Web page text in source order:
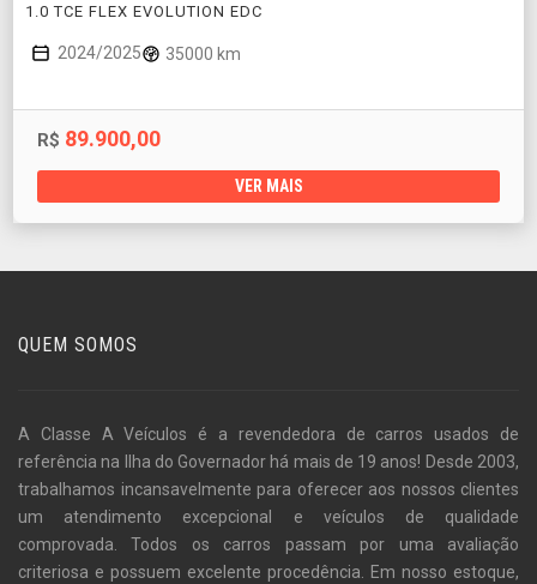
1.0 TCE FLEX EVOLUTION EDC
2024/2025 35000 km
R$ 89.900,00
VER MAIS
QUEM SOMOS
A Classe A Veículos é a revendedora de carros usados de
referência na Ilha do Governador há mais de 19 anos! Desde 2003,
trabalhamos incansavelmente para oferecer aos nossos clientes
um atendimento excepcional e veículos de qualidade
comprovada. Todos os carros passam por uma avaliação
criteriosa e possuem excelente procedência. Em nosso estoque,